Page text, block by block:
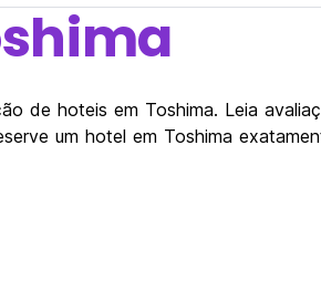
de hoteis em Toshima. Leia
um hotel em Toshima